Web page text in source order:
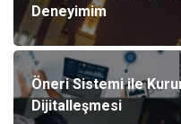
Deneyimim
Öneri Sistemi ile
Dijitalleşmesi